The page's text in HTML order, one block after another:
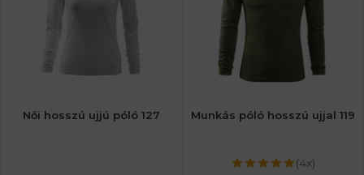
Női hosszú ujjú póló 127 Munkás póló hosszú ujjal 119
(4x)